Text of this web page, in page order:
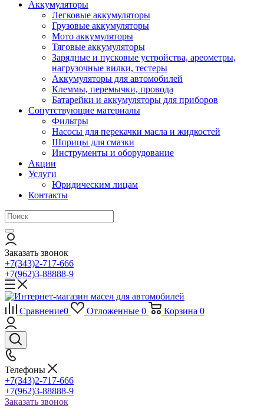
Аккумуляторы
Легковые аккумуляторы
Грузовые аккумуляторы
Мото аккумуляторы
Тяговые аккумуляторы
Зарядные и пусковые устройства, ареометры,
нагрузочные вилки, тестеры
Аккумуляторы для автомобилей
Клеммы, перемычки, провода
Батарейки и аккумуляторы для приборов
Сопутствующие материалы
Фильтры
Насосы для перекачки масла и жидкостей
Шприцы для смазки
Инструменты и оборудование
Акции
Услуги
Юридическим лицам
Контакты
Заказать звонок
+7(343)2-717-666
+7(962)3-88888-9
Сравнение0 Отложенные 0 Корзина 0
Телефоны
+7(343)2-717-666
+7(962)3-88888-9
Заказать звонок